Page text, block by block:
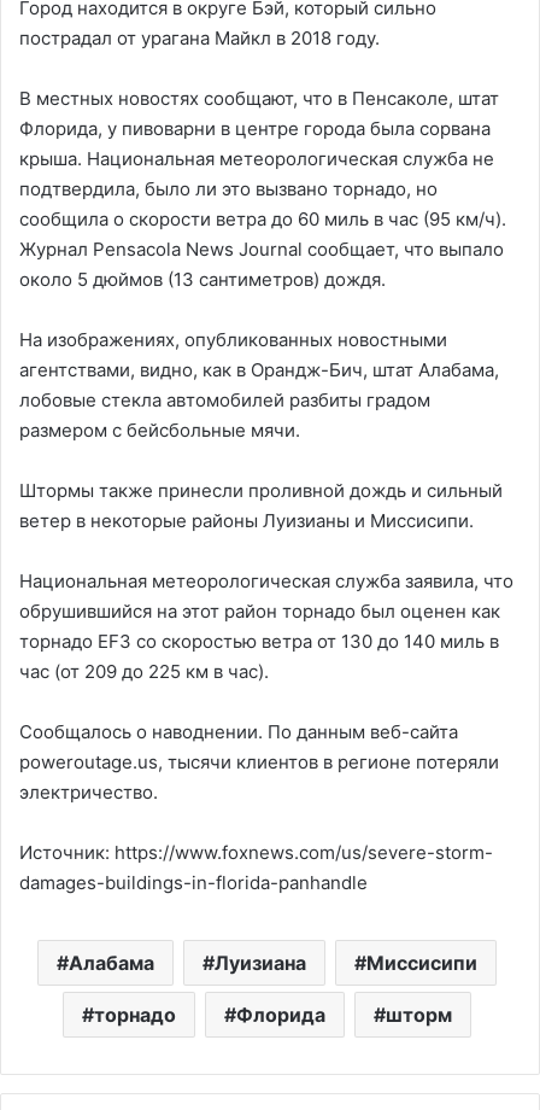
Город находится в округе Бэй, который сильно
пострадал от урагана Майкл в 2018 году.
В местных новостях сообщают, что в Пенсаколе, штат
Флорида, у пивоварни в центре города была сорвана
крыша. Национальная метеорологическая служба не
подтвердила, было ли это вызвано торнадо, но
сообщила о скорости ветра до 60 миль в час (95 км/ч).
Журнал Pensacola News Journal сообщает, что выпало
около 5 дюймов (13 сантиметров) дождя.
На изображениях, опубликованных новостными
агентствами, видно, как в Орандж-Бич, штат Алабама,
лобовые стекла автомобилей разбиты градом
размером с бейсбольные мячи.
Штормы также принесли проливной дождь и сильный
ветер в некоторые районы Луизианы и Миссисипи.
Национальная метеорологическая служба заявила, что
обрушившийся на этот район торнадо был оценен как
торнадо EF3 со скоростью ветра от 130 до 140 миль в
час (от 209 до 225 км в час).
Сообщалось о наводнении. По данным веб-сайта
poweroutage.us, тысячи клиентов в регионе потеряли
электричество.
Источник: https://www.foxnews.com/us/severe-storm-
damages-buildings-in-florida-panhandle
Алабама Луизиана Миссисипи
торнадо Флорида шторм